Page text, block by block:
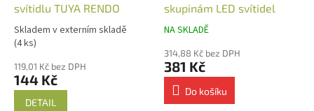
svítidlu TUYA RENDO
Skladem v externím skladě
(4 ks)
119,01 Kč bez DPH
144 Kč
DETAIL
skupinám LED svítidel
NA SKLADĚ
314,88 Kč bez DPH
381 Kč
Do košíku